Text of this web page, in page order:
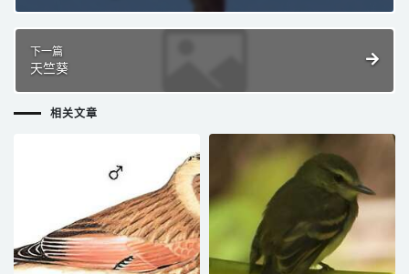
下一篇
天竺葵
相关文章